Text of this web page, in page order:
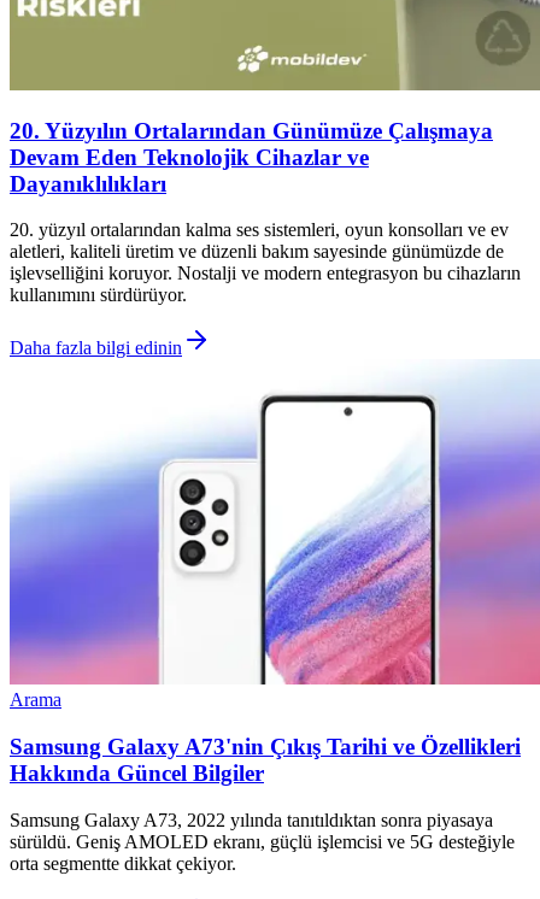
20. Yüzyılın Ortalarından Günümüze Çalışmaya
Devam Eden Teknolojik Cihazlar ve
Dayanıklılıkları
20. yüzyıl ortalarından kalma ses sistemleri, oyun konsolları ve ev
aletleri, kaliteli üretim ve düzenli bakım sayesinde günümüzde de
işlevselliğini koruyor. Nostalji ve modern entegrasyon bu cihazların
kullanımını sürdürüyor.
Daha fazla bilgi edinin
Arama
Samsung Galaxy A73'nin Çıkış Tarihi ve Özellikleri
Hakkında Güncel Bilgiler
Samsung Galaxy A73, 2022 yılında tanıtıldıktan sonra piyasaya
sürüldü. Geniş AMOLED ekranı, güçlü işlemcisi ve 5G desteğiyle
orta segmentte dikkat çekiyor.